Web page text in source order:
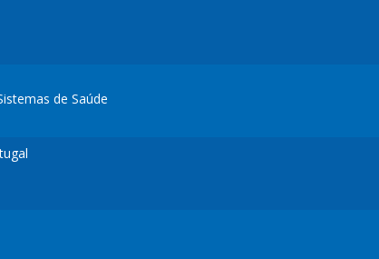
de Saúde